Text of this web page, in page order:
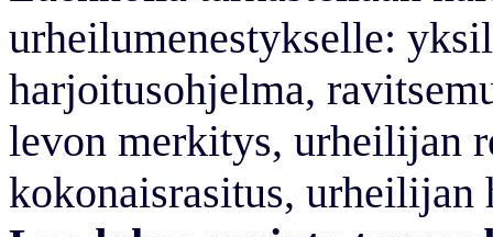
urheilumenestykselle:
harjoitusohjelma,
levon merkitys, urheilijan
kokonaisrasitus, urheilijan